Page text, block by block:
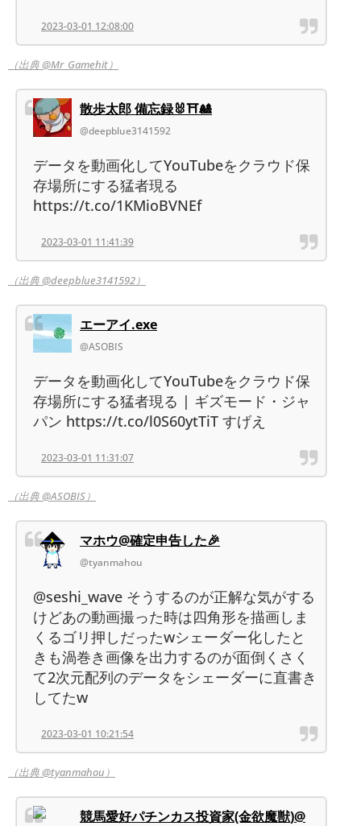
2023-03-01 12:08:00
（出典 @Mr_Gamehit）
散歩太郎 備忘録🐰⛩🎎
@deepblue3141592
データを動画化してYouTubeをクラウド保
存場所にする猛者現る
https://t.co/1KMioBVNEf
2023-03-01 11:41:39
（出典 @deepblue3141592）
エーアイ.exe
@ASOBIS
データを動画化してYouTubeをクラウド保
存場所にする猛者現る | ギズモード・ジャ
パン https://t.co/l0S60ytTiT すげえ
2023-03-01 11:31:07
（出典 @ASOBIS）
マホウ@確定申告した🎉
@tyanmahou
@seshi_wave そうするのが正解な気がする
けどあの動画撮った時は四角形を描画しま
くるゴリ押しだったwシェーダー化したと
きも渦巻き画像を出力するのが面倒くさく
て2次元配列のデータをシェーダーに直書き
してたw
2023-03-01 10:21:54
（出典 @tyanmahou）
競馬愛好パチンカス投資家(金欲魔獣)@